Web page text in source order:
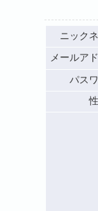
ニック
メールア
パス